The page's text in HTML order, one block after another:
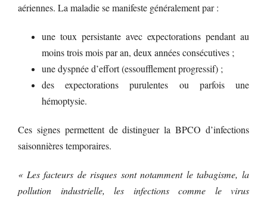
aériennes. La maladie se manifeste généralement par :
une toux persistante avec expectorations pendant au
moins trois mois par an, deux années consécutives ;
une dyspnée d’effort (essoufflement progressif) ;
des expectorations purulentes ou parfois une
hémoptysie.
Ces signes permettent de distinguer la BPCO d’infections
saisonnières temporaires.
« Les facteurs de risques sont notamment le tabagisme, la
pollution industrielle, les infections comme le virus